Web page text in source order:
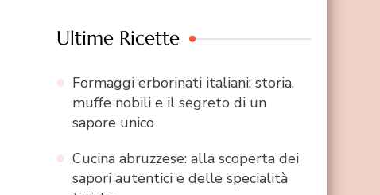
Ultime Ricette
Formaggi erborinati italiani: storia,
muffe nobili e il segreto di un
sapore unico
Cucina abruzzese: alla scoperta dei
sapori autentici e delle specialità